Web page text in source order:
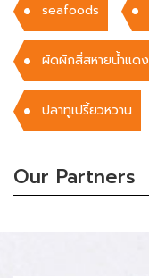
seafoods
ผัดผักสี่สหายนํ้าแดง
ปลาทูเปรี้ยวหวาน
Our Partners